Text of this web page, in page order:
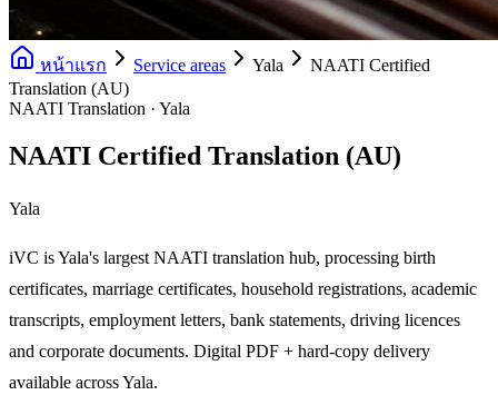
หน้าแรก Service areas Yala
NAATI Certified
Translation (AU)
NAATI Translation · Yala
NAATI Certified Translation (AU)
Yala
iVC is Yala's largest NAATI translation hub, processing birth
certificates, marriage certificates, household registrations, academic
transcripts, employment letters, bank statements, driving licences
and corporate documents. Digital PDF + hard-copy delivery
available across Yala.